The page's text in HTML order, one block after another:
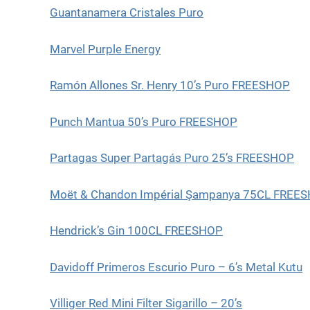
Guantanamera Cristales Puro
Marvel Purple Energy
Ramón Allones Sr. Henry 10’s Puro FREESHOP
Punch Mantua 50’s Puro FREESHOP
Partagas Super Partagás Puro 25’s FREESHOP
Moët & Chandon Impérial Şampanya 75CL
Hendrick’s Gin 100CL FREESHOP
Davidoff Primeros Escurio Puro – 6’s Metal Kutu
Villiger Red Mini Filter Sigarillo – 20’s